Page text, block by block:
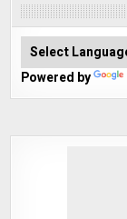
Powered by